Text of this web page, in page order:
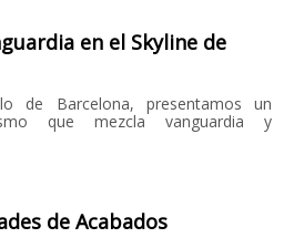
en el Skyline de
de Barcelona, presentamos un
que mezcla vanguardia y
de Acabados